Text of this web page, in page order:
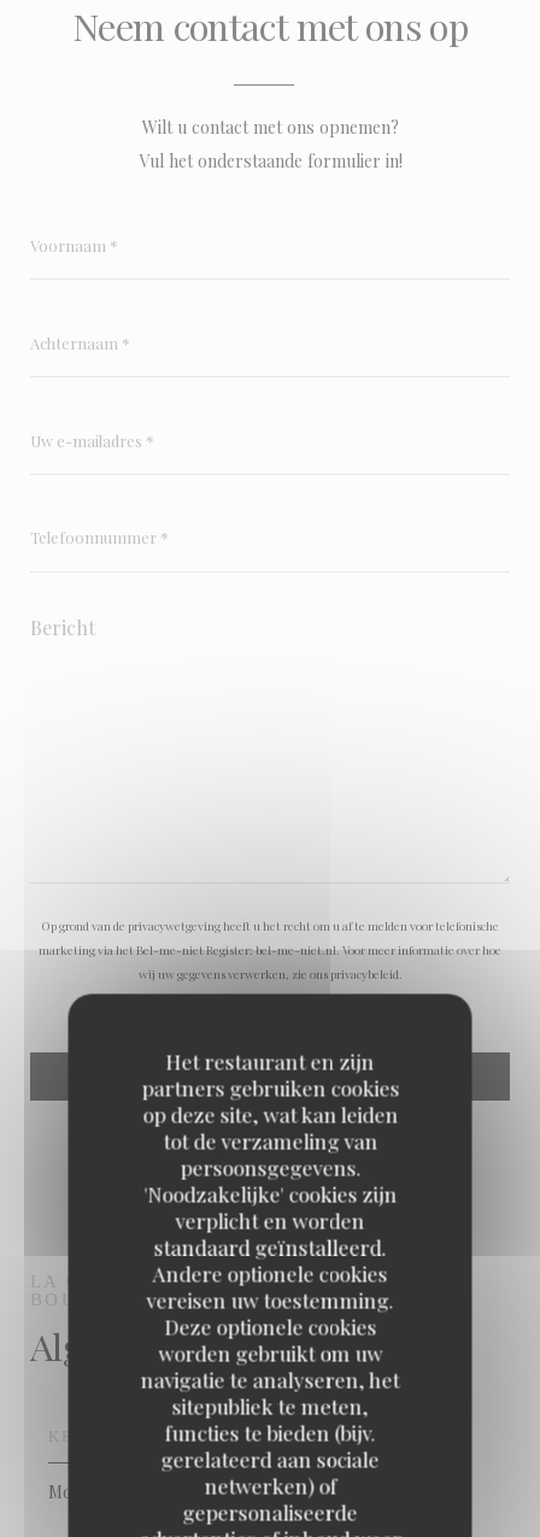
Het restaurant en zijn
partners gebruiken cookies
op deze site, wat kan leiden
tot de verzameling van
persoonsgegevens.
'Noodzakelijke' cookies zijn
verplicht en worden
standaard geïnstalleerd.
Andere optionele cookies
vereisen uw toestemming.
Deze optionele cookies
worden gebruikt om uw
navigatie te analyseren, het
sitepubliek te meten,
functies te bieden (bijv.
gerelateerd aan sociale
netwerken) of
gepersonaliseerde
Neem contact met ons op
Wilt u contact met ons opnemen?
Vul het onderstaande formulier in!
Op grond van de privacywetgeving heeft u het recht om u af te melden voor telefonische
marketing via het Bel-me-niet Register:bel-me-niet.nl. Voor meer informatie over hoe
wij uw gegevens verwerken, zie onsprivacybeleid
LA GARGOUILLEBAR RESTAURANT
BOURGES
Algemene informatie
KEUKEN
Moderne Franse keuken, Fijne keuken